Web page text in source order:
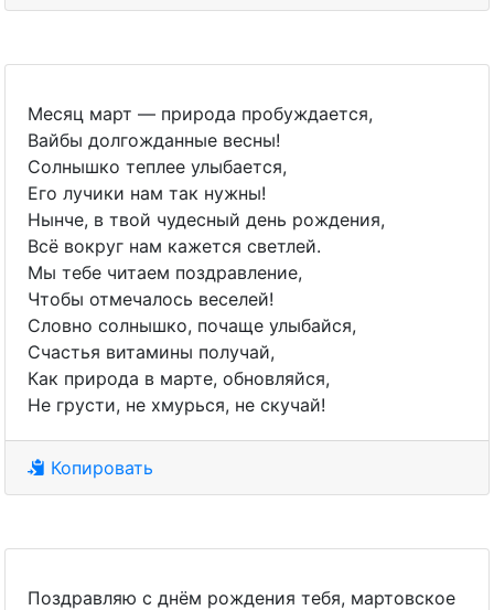
Месяц март — природа пробуждается,
Вайбы долгожданные весны!
Солнышко теплее улыбается,
Его лучики нам так нужны!
Нынче, в твой чудесный день рождения,
Всё вокруг нам кажется светлей.
Мы тебе читаем поздравление,
Чтобы отмечалось веселей!
Словно солнышко, почаще улыбайся,
Счастья витамины получай,
Как природа в марте, обновляйся,
Не грусти, не хмурься, не скучай!
Копировать
Поздравляю с днём рождения тебя, мартовское